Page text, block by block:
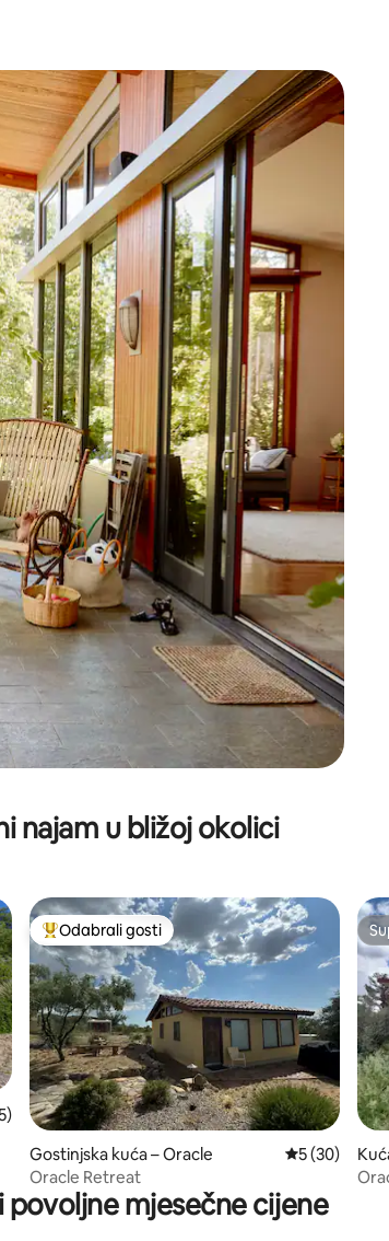
i prema dolje, kao i dodirom ili prelaskom
najam u bližoj okolici
ocjena: 4,97/5, recenzija: 125
Među najviše rangiranima s oznakom „Odabrali
Odabrali gosti
Gostinjska kuća – Oracle Prosječna
5 (30)
Oracle Retreat
mjesečne cijene